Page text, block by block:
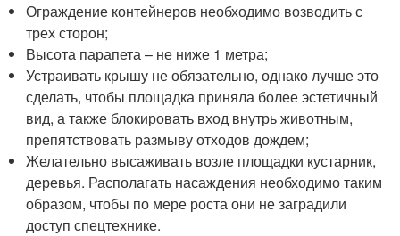
Ограждение контейнеров необходимо возводить с
трех сторон;
Высота парапета – не ниже 1 метра;
Устраивать крышу не обязательно, однако лучше это
сделать, чтобы площадка приняла более эстетичный
вид, а также блокировать вход внутрь животным,
препятствовать размыву отходов дождем;
Желательно высаживать возле площадки кустарник,
деревья. Располагать насаждения необходимо таким
образом, чтобы по мере роста они не заградили
доступ спецтехнике.